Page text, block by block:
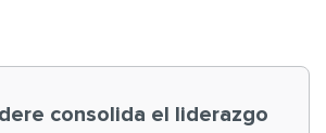
consolida el liderazgo